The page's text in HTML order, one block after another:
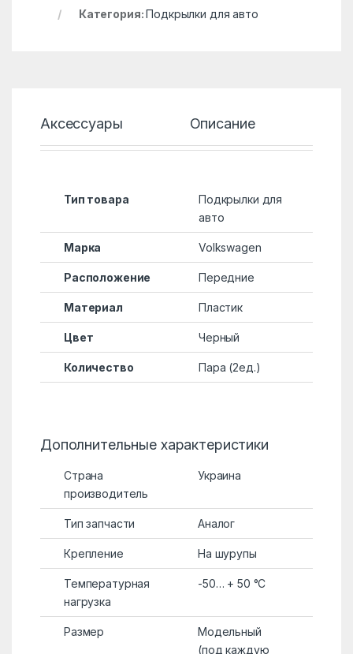
Категория:Подкрылки для авто
Аксессуары Описание
Тип товара
Подкрылки для
авто
Марка Volkswagen
Расположение Передние
Материал Пластик
Цвет Черный
Количество Пара (2ед.)
Дополнительные характеристики
Страна
производитель
Украина
Тип запчасти Аналог
Крепление На шурупы
Температурная
нагрузка
-50… + 50 °C
Размер
Модельный
(под каждую